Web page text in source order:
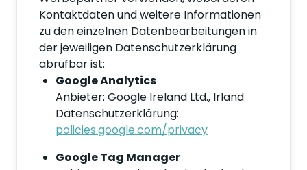
Kontaktdaten und weitere Informationen
zu den einzelnen Datenbearbeitungen in
der jeweiligen Datenschutzerklärung
abrufbar ist:
Google Analytics
Anbieter: Google Ireland Ltd., Irland
Datenschutzerklärung:
policies.google.com/privacy
Google Tag Manager